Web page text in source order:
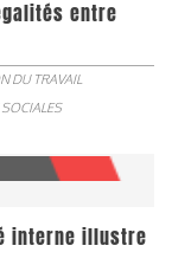
entre
DU TRAVAIL
interne illustre